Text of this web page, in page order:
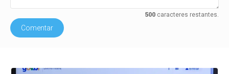
500caracteres restantes.
Comentar